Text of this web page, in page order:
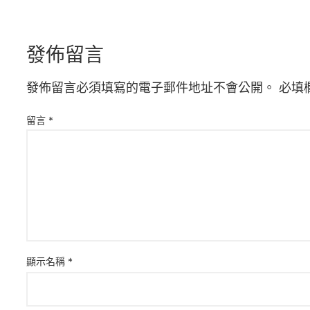
發佈留言
發佈留言必須填寫的電子郵件地址不會公開。 必填
留言 *
顯示名稱 *